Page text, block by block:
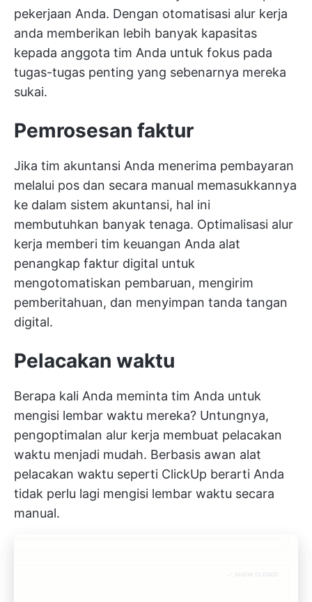
pekerjaan Anda. Dengan otomatisasi alur kerja
anda memberikan lebih banyak kapasitas
kepada anggota tim Anda untuk fokus pada
tugas-tugas penting yang sebenarnya mereka
sukai.
Pemrosesan faktur
Jika tim akuntansi Anda menerima pembayaran
melalui pos dan secara manual memasukkannya
ke dalam sistem akuntansi, hal ini
membutuhkan banyak tenaga. Optimalisasi alur
kerja memberi tim keuangan Anda alat
penangkap faktur digital untuk
mengotomatiskan pembaruan, mengirim
pemberitahuan, dan menyimpan tanda tangan
digital.
Pelacakan waktu
Berapa kali Anda meminta tim Anda untuk
mengisi lembar waktu mereka? Untungnya,
pengoptimalan alur kerja membuat pelacakan
waktu menjadi mudah. Berbasis awan alat
pelacakan waktu seperti ClickUp berarti Anda
tidak perlu lagi mengisi lembar waktu secara
manual.